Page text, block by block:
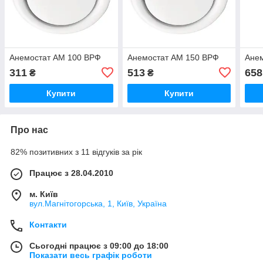
Анемостат АМ 100 ВРФ
311 ₴
Купити
Анемостат АМ 150 ВРФ
513₴
Купити
658
Про нас
82% позитивних з 11 відгуків за рік
Працює з 28.04.2010
м. Київ
вул.Магнітогорська, 1, Київ, Україна
Контакти
Сьогодні працює з 09:00 до 18:00
Показати весь графік роботи